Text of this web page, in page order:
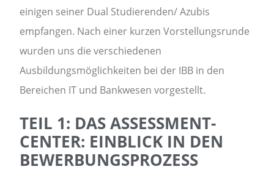
einigen seiner Dual Studierenden/ Azubis
empfangen. Nach einer kurzen Vorstellungsrunde
wurden uns die verschiedenen
Ausbildungsmöglichkeiten bei der IBB in den
Bereichen IT und Bankwesen vorgestellt.
TEIL 1: DAS ASSESSMENT-
CENTER: EINBLICK IN DEN
BEWERBUNGSPROZESS